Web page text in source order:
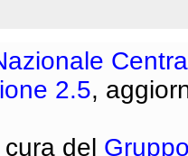
2.5,
del